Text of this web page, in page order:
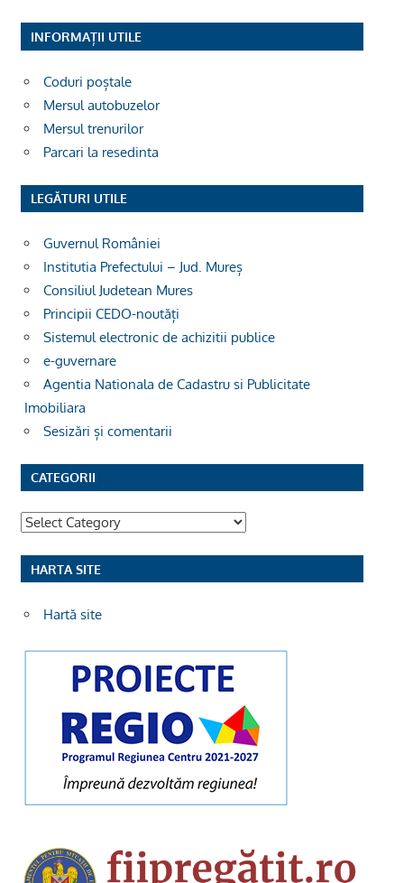
INFORMAȚII UTILE
Coduri poștale
Mersul autobuzelor
Mersul trenurilor
Parcari la resedinta
LEGĂTURI UTILE
Guvernul României
Institutia Prefectului – Jud. Mureș
Consiliul Judetean Mures
Principii CEDO-noutăți
Sistemul electronic de achizitii publice
e-guvernare
Agentia Nationala de Cadastru si Publicitate
Imobiliara
Sesizări și comentarii
CATEGORII
Categorii
HARTA SITE
Hartă site